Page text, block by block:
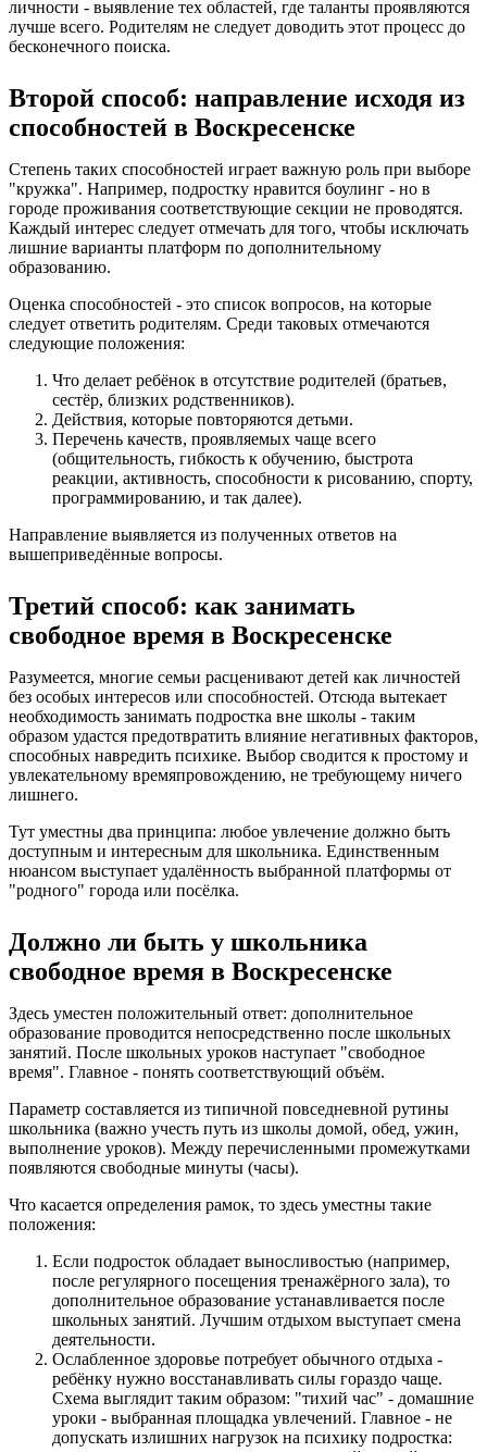
личности - выявление тех областей, где таланты проявляются
лучше всего. Родителям не следует доводить этот процесс до
бесконечного поиска.
Второй способ: направление исходя из
способностей в Воскресенске
Степень таких способностей играет важную роль при выборе
"кружка". Например, подростку нравится боулинг - но в
городе проживания соответствующие секции не проводятся.
Каждый интерес следует отмечать для того, чтобы исключать
лишние варианты платформ по дополнительному
образованию.
Оценка способностей - это список вопросов, на которые
следует ответить родителям. Среди таковых отмечаются
следующие положения:
Что делает ребёнок в отсутствие родителей (братьев,
сестёр, близких родственников).
Действия, которые повторяются детьми.
Перечень качеств, проявляемых чаще всего
(общительность, гибкость к обучению, быстрота
реакции, активность, способности к рисованию, спорту,
программированию, и так далее).
Направление выявляется из полученных ответов на
вышеприведённые вопросы.
Третий способ: как занимать
свободное время в Воскресенске
Разумеется, многие семьи расценивают детей как личностей
без особых интересов или способностей. Отсюда вытекает
необходимость занимать подростка вне школы - таким
образом удастся предотвратить влияние негативных факторов,
способных навредить психике. Выбор сводится к простому и
увлекательному времяпровождению, не требующему ничего
лишнего.
Тут уместны два принципа: любое увлечение должно быть
доступным и интересным для школьника. Единственным
нюансом выступает удалённость выбранной платформы от
"родного" города или посёлка.
Должно ли быть у школьника
свободное время в Воскресенске
Здесь уместен положительный ответ: дополнительное
образование проводится непосредственно после школьных
занятий. После школьных уроков наступает "свободное
время". Главное - понять соответствующий объём.
Параметр составляется из типичной повседневной рутины
школьника (важно учесть путь из школы домой, обед, ужин,
выполнение уроков). Между перечисленными промежутками
появляются свободные минуты (часы).
Что касается определения рамок, то здесь уместны такие
положения:
Если подросток обладает выносливостью (например,
после регулярного посещения тренажёрного зала), то
дополнительное образование устанавливается после
школьных занятий. Лучшим отдыхом выступает смена
деятельности.
Ослабленное здоровье потребует обычного отдыха -
ребёнку нужно восстанавливать силы гораздо чаще.
Схема выглядит таким образом: "тихий час" - домашние
уроки - выбранная площадка увлечений. Главное - не
допускать излишних нагрузок на психику подростка: